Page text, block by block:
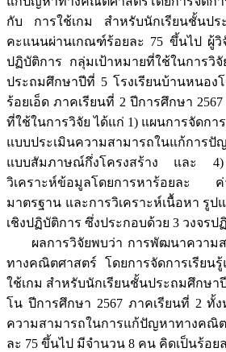
กับ การใช้เกม สำหรับนักเรียนชั้นป
คะแนนผ่านเกณฑ์ร้อยละ 75 ขึ้นไป ผู้วิ
ปฏิบัติการ กลุ่มเป้าหมายที่ใช้ในการวิ
ประถมศึกษาปีที่ 5 โรงเรียนบ้านหนอง
ร้อยเอ็ด ภาคเรียนที่ 2 ปีการศึกษา
ที่ใช้ในการวิจัย ได้แก่ 1) แผนการจัดกา
แบบประเมินความสามารถในแก้การ
แบบสัมภาษณ์กึ่งโครงสร้าง และ
วิเคราะห์ข้อมูลโดยการหาร้อยละ
มาตรฐาน และการวิเคราะห์เนื้อหา รูป
เชิงปฏิบัติการ ซึ่งประกอบด้วย 3 วงจรป
ผลการวิจัยพบว่า การพัฒนาความส
ทางคณิตศาสตร์ โดยการจัดการเรียน
ใช้เกม สำหรับนักเรียนชั้นประถมศึกษา
โน ปีการศึกษา 2567 ภาคเรียนที่ 2
ความสามารถในการแก้ปัญหาทางคณิ
ละ 75 ขึ้นไป มีจำนวน 8 คน คิดเป็นร้อย